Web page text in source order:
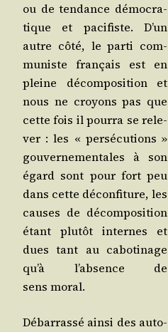
ou de ten­dance démo­cra­
tique et paci­fiste. D’un
autre côté, le par­ti com­
mu­niste fran­çais est en
pleine décom­po­si­tion et
nous ne croyons pas que
cette fois il pour­ra se rele­
ver : les « per­sé­cu­tions »
gou­ver­ne­men­tales à son
égard sont pour fort peu
dans cette décon­fi­ture, les
causes de décom­po­si­tion
étant plu­tôt internes et
dues tant au cabo­ti­nage
qu’à l’ab­sence de
sens moral.
Débar­ras­sé ain­si des auto­